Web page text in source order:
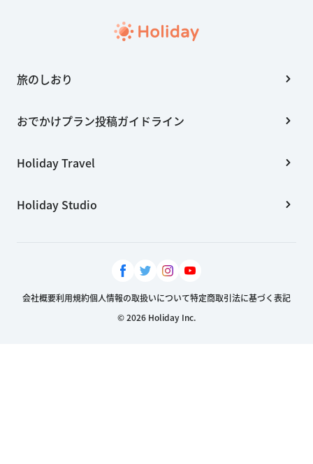
旅のしおり
おでかけプラン投稿ガイドライン
Holiday Travel
Holiday Studio
会社概要利用規約個人情報の取扱いについて特定商取引法に基づく表記
© 2026 Holiday Inc.